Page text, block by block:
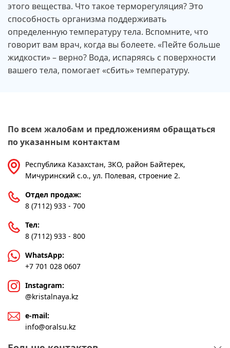
этого вещества. Что такое терморегуляция? Это
способность организма поддерживать
определенную температуру тела. Вспомните, что
говорит вам врач, когда вы болеете. «Пейте больше
жидкости» – верно? Вода, испаряясь с поверхности
вашего тела, помогает «сбить» температуру.
По всем жалобам и предложениям обращаться
по указанным контактам
Республика Казахстан, ЗКО, район Байтерек,
Мичуринский с.о., ул. Полевая, строение 2.
Отдел продаж:
8 (7112) 933 - 700
Тел:
8 (7112) 933 - 800
WhatsApp:
+7 701 028 0607
Instagram:
@kristalnaya.kz
e-mail:
info@oralsu.kz